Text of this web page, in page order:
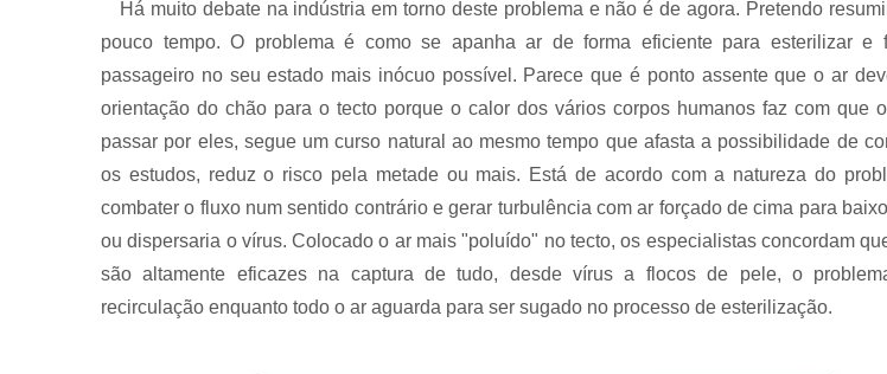
Há muito debate na indústria em torno deste problema e não é de agora. Pretendo
pouco tempo. O problema é como se apanha ar de forma eficiente para esterilizar e
passageiro no seu estado mais inócuo possível. Parece que é ponto assente que o ar
orientação do chão para o tecto porque o calor dos vários corpos humanos faz com que
passar por eles, segue um curso natural ao mesmo tempo que afasta a possibilidade de
os estudos, reduz o risco pela metade ou mais. Está de acordo com a natureza do
combater o fluxo num sentido contrário e gerar turbulência com ar forçado de cima para
ou dispersaria o vírus. Colocado o ar mais "poluído" no tecto, os especialistas concordam
são altamente eficazes na captura de tudo, desde vírus a flocos de pele, o
recirculação enquanto todo o ar aguarda para ser sugado no processo de esterilização.